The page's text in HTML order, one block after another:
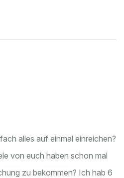
alles auf einmal einreichen?
von euch haben schon mal
zu bekommen? Ich hab 6